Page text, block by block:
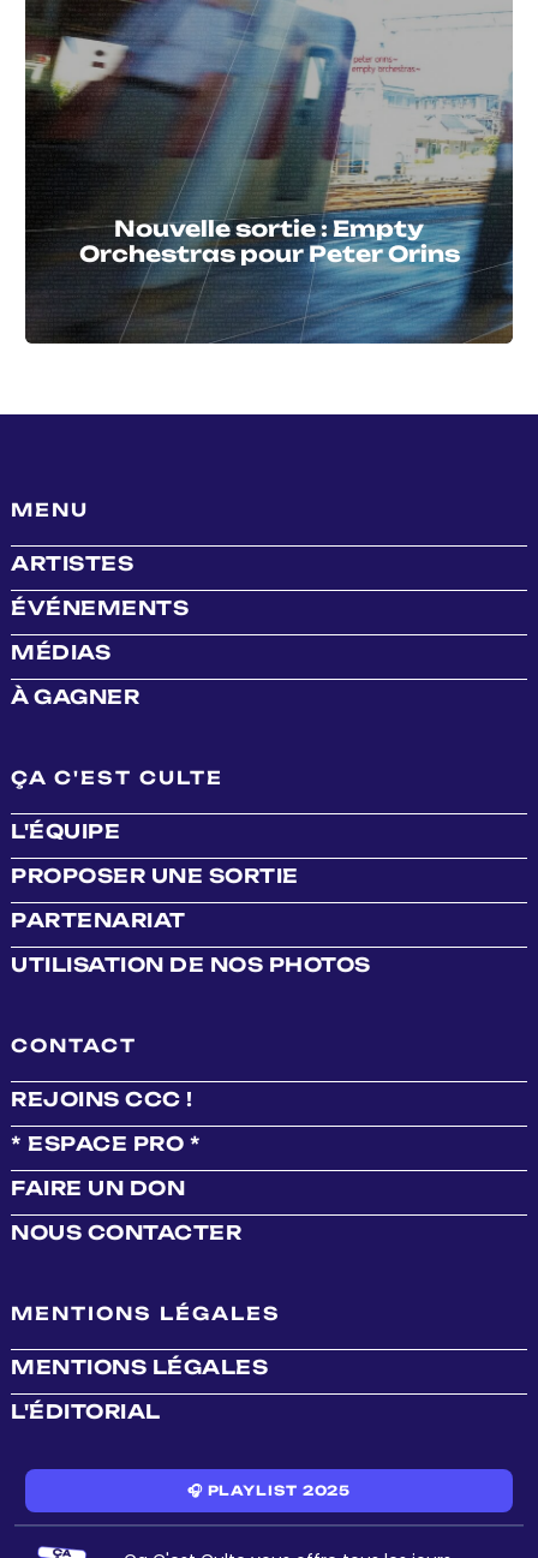
Nouvelle sortie : Empty
Orchestras pour Peter Orins
MENU
ARTISTES
ÉVÉNEMENTS
MÉDIAS
À GAGNER
ÇA C'EST CULTE
L'ÉQUIPE
PROPOSER UNE SORTIE
PARTENARIAT
UTILISATION DE NOS PHOTOS
CONTACT
REJOINS CCC !
* ESPACE PRO *
FAIRE UN DON
NOUS CONTACTER
MENTIONS LÉGALES
MENTIONS LÉGALES
L'ÉDITORIAL
🎧 PLAYLIST 2025